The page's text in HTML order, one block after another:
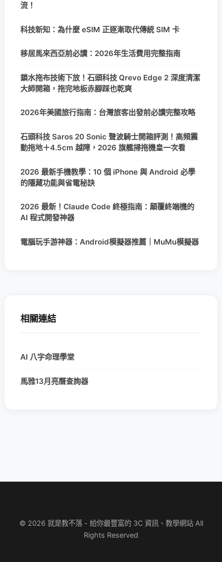
流！
科技新知：為什麼 eSIM 正逐漸取代傳統 SIM 卡
移居馬來西亞前必讀：2026年生活費用完整指南
鎖水拖布技術下放！石頭科技 Qrevo Edge 2 深度清潔
大師開箱，拖完地板赤腳踩也乾爽
2026年美國旅行指南：台灣旅客出發前必讀完整攻略
石頭科技 Saros 20 Sonic 聲波騎士開箱評測！高頻震
動拖地＋4.5cm 越障，2026 旗艦掃拖機皇一次看
2026 最新手機教學：10 個 iPhone 與 Android 必學
的隱藏功能與省電秘訣
2026 最新！Claude Code 終極指南：顛覆終端機的
AI 程式開發神器
電腦玩手游神器：Android模擬器推薦｜MuMu模擬器
相關連結
AI 八字命理學堂
馬雅13月亮曆查詢器
© 2026 就是教不落 - 給你最豐富的 3C 資訊、教學網站 All
Rights Reserved